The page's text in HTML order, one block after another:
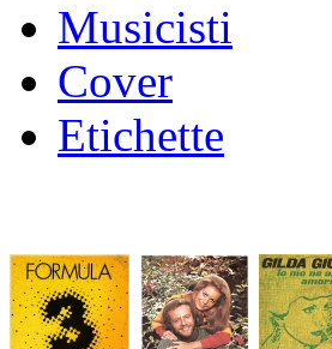
Musicisti
Cover
Etichette